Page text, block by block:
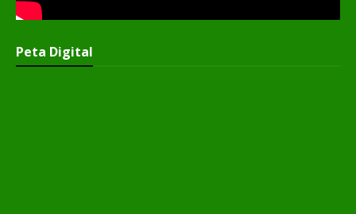
Peta Digital